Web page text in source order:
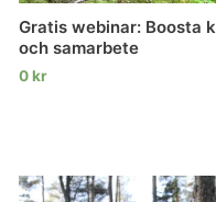
Gratis webinar: Boosta
och samarbete
0kr